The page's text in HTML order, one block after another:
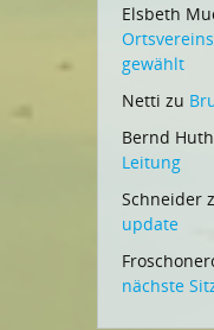
Elsbeth
gewählt
Netti zu
Bernd Huth
Leitung
Schneider
update
nächste